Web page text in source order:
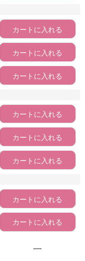
カートに入れる
カートに入れる
カートに入れる
カートに入れる
カートに入れる
カートに入れる
カートに入れる
カートに入れる
—